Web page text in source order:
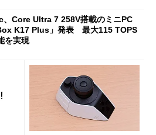
、Core Ultra 7 258V搭載のミニPC
K17 Plus」発表 最大115 TOPS
を実現